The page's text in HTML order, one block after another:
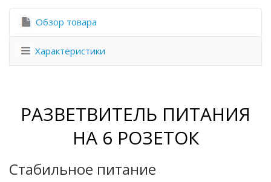
Обзор товара
Характеристики
РАЗВЕТВИТЕЛЬ ПИТАНИЯ
НА 6 РОЗЕТОК
Стабильное питание